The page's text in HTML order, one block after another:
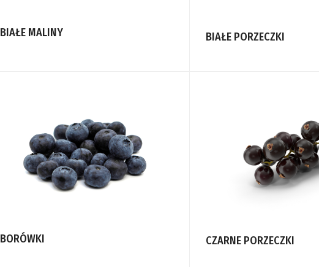
BIAŁE MALINY BIAŁE PORZECZKI
BORÓWKI CZARNE PORZECZKI